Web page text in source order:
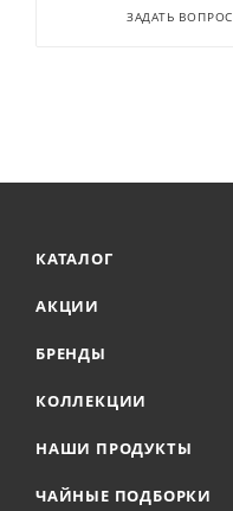
ЗАДАТЬ ВОПРОС
КАТАЛОГ
АКЦИИ
БРЕНДЫ
КОЛЛЕКЦИИ
НАШИ ПРОДУКТЫ
ЧАЙНЫЕ ПОДБОРКИ